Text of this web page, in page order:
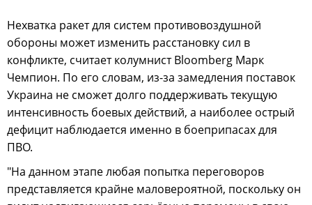
Нехватка ракет для систем противовоздушной
обороны может изменить расстановку сил в
конфликте, считает колумнист Bloomberg Марк
Чемпион. По его словам, из-за замедления поставок
Украина не сможет долго поддерживать текущую
интенсивность боевых действий, а наиболее острый
дефицит наблюдается именно в боеприпасах для
ПВО.
"На данном этапе любая попытка переговоров
представляется крайне маловероятной, поскольку он